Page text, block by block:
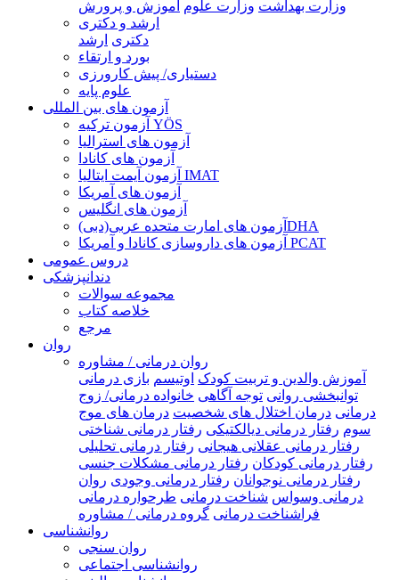
وزارت بهداشت وزارت علوم آموزش و پرورش
ارشد و دکتری
دکتری ارشد
بورد و ارتقاء
دستیاری/ پیش کارورزی
علوم پایه
آزمون های بین المللی
آزمون تركيه YÖS
آزمون های استرالیا
آزمون های کانادا
آزمون آیمت ایتالیا IMAT
آزمون های آمریکا
آزمون های انگلیس
آزمون های امارت متحده عربی(دبی)DHA
آزمون های داروسازی کانادا و آمریکا PCAT
دروس عمومی
دندانپزشکی
مجموعه سوالات
خلاصه کتاب
مرجع
روان
روان درمانی / مشاوره
آموزش والدین و تربیت کودک اوتیسم بازی درمانی
توانبخشی روانی توجه آگاهی خانواده درمانی/ زوج
درمانی درمان اختلال های شخصیت درمان های موج
سوم رفتار درمانی دیالکتیکی رفتار درمانی شناختی
رفتار درمانی عقلانی هیجانی رفتار درمانی تحلیلی
رفتار درمانی کودکان رفتار درمانی مشکلات جنسی
رفتار درمانی نوجوانان رفتار درمانی وجودی روان
درمانی وسواس شناخت درمانی طرحواره درمانی
فراشناخت درمانی گروه درمانی / مشاوره
روانشناسی
روان سنجی
روانشناسی اجتماعی